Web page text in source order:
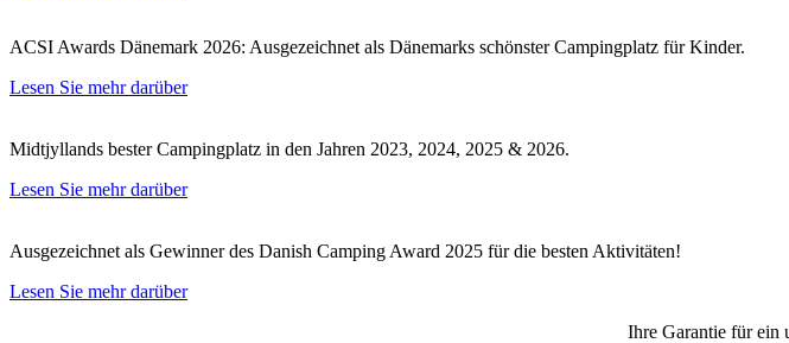
ACSI Awards Dänemark 2026: Ausgezeichnet als Dänemarks schönster Campingplatz für Kinder.
Lesen Sie mehr darüber
Midtjyllands bester Campingplatz in den Jahren 2023, 2024, 2025 & 2026.
Lesen Sie mehr darüber
Ausgezeichnet als Gewinner des Danish Camping Award 2025 für die besten Aktivitäten!
Lesen Sie mehr darüber
Ihre Garantie für ein